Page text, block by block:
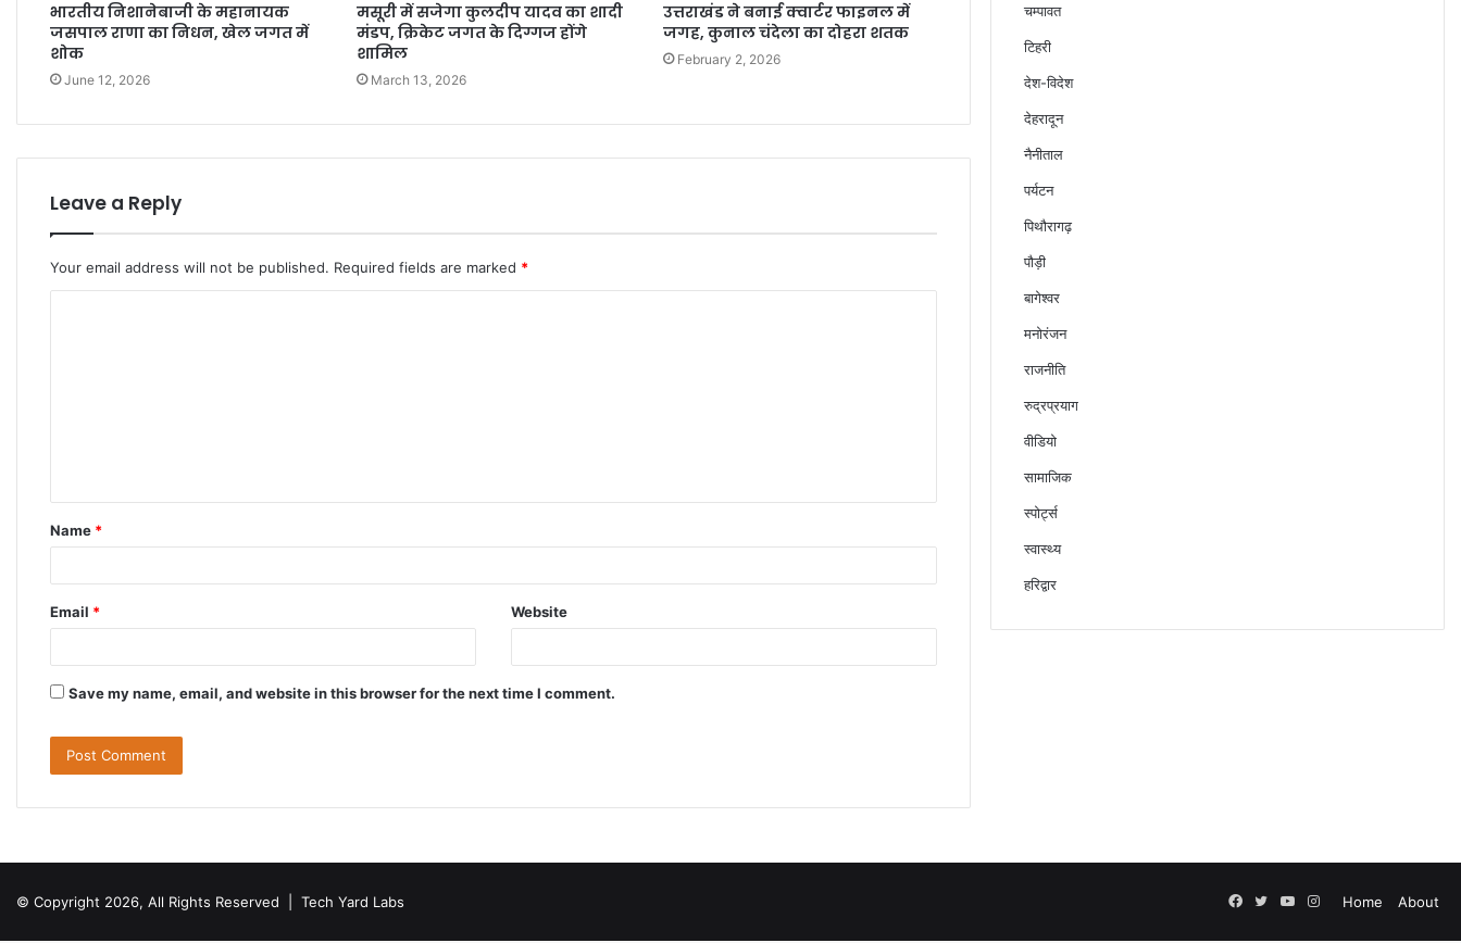
भारतीय निशानेबाजी के महानायक
जसपाल राणा का निधन, खेल जगत में
शोक
June 12, 2026
मसूरी में सजेगा कुलदीप यादव का शादी
मंडप, क्रिकेट जगत के दिग्गज होंगे
शामिल
March 13, 2026
उत्तराखंड ने बनाई क्वार्टर फाइनल में
जगह, कुनाल चंदेला का दोहरा शतक
February 2, 2026
Leave a Reply
Your email address will not be published. Required fields are marked *
t
*
Name *
Email * Website
Save my name, email, and website in this browser for the next time I comment.
चम्पावत
टिहरी
देश-विदेश
देहरादून
नैनीताल
पर्यटन
पिथौरागढ़
पौड़ी
बागेश्वर
मनोरंजन
राजनीति
रुद्रप्रयाग
वीडियो
सामाजिक
स्पोर्ट्स
स्वास्थ्य
हरिद्वार
© Copyright 2026, All Rights Reserved | Tech Yard Labs Home About
Facebook
TwitterYouTube
Instagram